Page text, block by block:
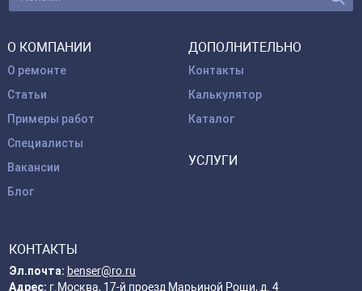
О КОМПАНИИ
О ремонте
Статьи
Примеры работ
Специалисты
Вакансии
Блог
УСЛУГИ
ДОПОЛНИТЕЛЬНО
Контакты
Калькулятор
Каталог
КОНТАКТЫ
Эл.почта: benser@ro.ru
Адрес: г.Москва, 17-й проезд Марьиной Рощи, д. 4